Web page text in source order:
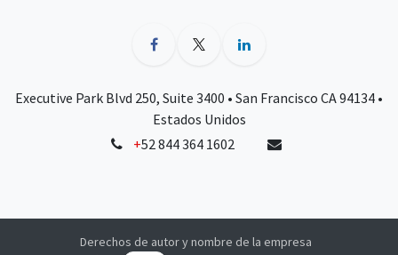
Executive Park Blvd 250, Suite 3400 • San Francisco CA 94134 •
Estados Unidos
+52 844 364 1602
Derechos de autor y nombre de la empresa